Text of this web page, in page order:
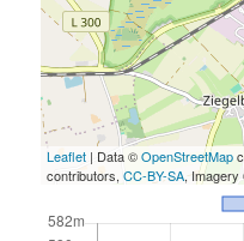
Leaflet | Data ©OpenStreetMap
contributors,CC-BY-SA,